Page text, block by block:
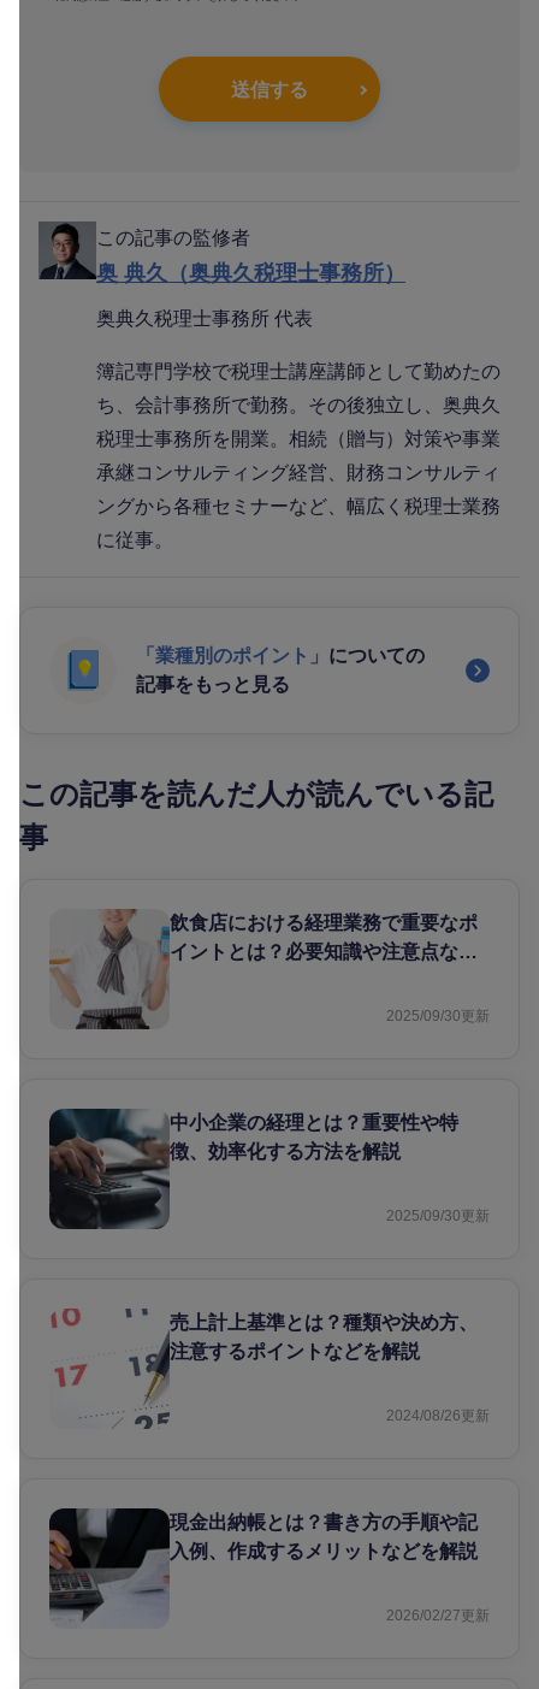
送信する
この記事の監修者
奥 典久（奥典久税理士事務所）
奥典久税理士事務所 代表
簿記専門学校で税理士講座講師として勤めたの
ち、会計事務所で勤務。その後独立し、奥典久
税理士事務所を開業。相続（贈与）対策や事業
承継コンサルティング経営、財務コンサルティ
ングから各種セミナーなど、幅広く税理士業務
に従事。
「業種別のポイント」 についての
記事をもっと見る
この記事を読んだ人が読んでいる記
事
飲食店における経理業務で重要なポ
イントとは？必要知識や注意点など
2025/09/30更新
中小企業の経理とは？重要性や特
徴、効率化する方法を解説
2025/09/30更新
売上計上基準とは？種類や決め方、
注意するポイントなどを解説
2024/08/26更新
現金出納帳とは？書き方の手順や記
入例、作成するメリットなどを解説
2026/02/27更新